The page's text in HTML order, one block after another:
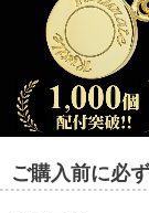
ご購入前に必